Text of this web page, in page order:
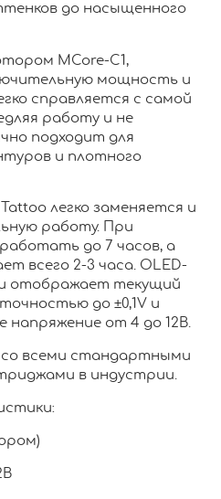
до насыщенного
MCore-C1,
мощность и
справляется с самой
работу и не
подходит для
и плотного
легко заменяется и
работу. При
до 7 часов, а
всего 2-3 часа. OLED-
отображает текущий
до ±0,1V и
напряжение от 4 до 12В.
всеми стандартными
в индустрии.